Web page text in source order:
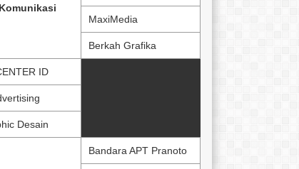
MaxiMedia
Berkah Grafika
ID
Desain
Bandara APT Pranoto